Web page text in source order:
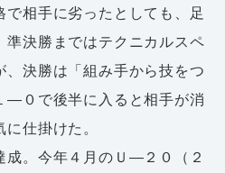
相手に劣ったとしても、足
準決勝まではテクニカルスペ
、決勝は「組み手から技をつ
―０で後半に入ると相手が消
仕掛けた。
。今年４月のＵ―２０（２